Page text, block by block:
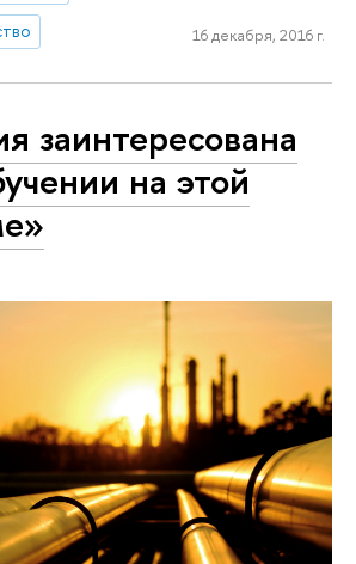
16 декабря, 2016 г.
заинтересована
на этой